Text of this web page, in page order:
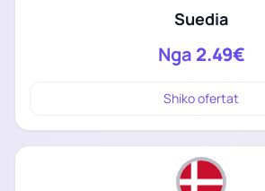
Suedia
Nga 2.49€
Shiko ofertat